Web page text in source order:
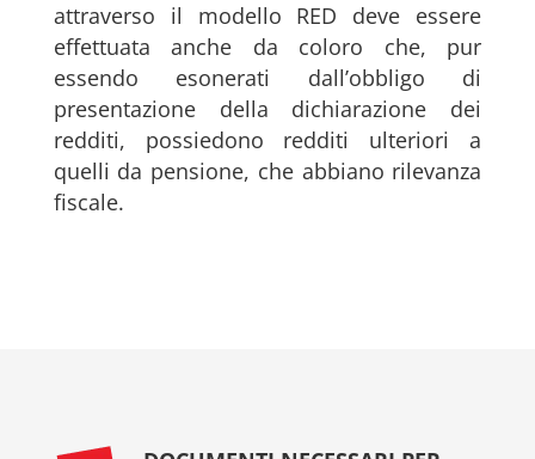
attraverso il modello RED deve essere
effettuata anche da coloro che, pur
essendo esonerati dall’obbligo di
presentazione della dichiarazione dei
redditi, possiedono redditi ulteriori a
quelli da pensione, che abbiano rilevanza
fiscale.